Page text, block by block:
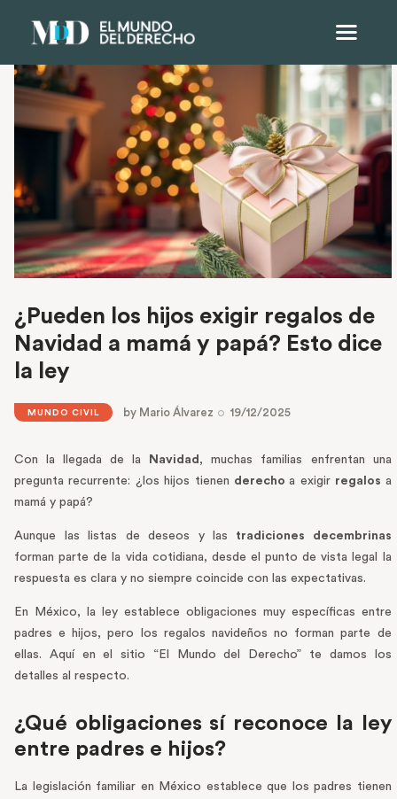
¿Pueden los hijos exigir regalos de
Navidad a mamá y papá? Esto dice
la ley
MUNDO CIVIL by Mario Álvarez 19/12/2025
Con la llegada de la Navidad , muchas familias enfrentan una
pregunta recurrente: ¿los hijos tienen derechoa exigir regalos a
mamá y papá?
Aunque las listas de deseos y las
tradiciones decembrinas
forman parte de la vida cotidiana, desde el punto de vista legal la
respuesta es clara y no siempre coincide con las expectativas.
En México, la ley establece obligaciones muy específicas entre
padres e hijos, pero los regalos navideños no forman parte de
ellas. Aquí en el sitio “El Mundo del Derecho” te damos los
detalles al respecto.
¿Qué obligaciones sí reconoce la ley
entre padres e hijos?
La legislación familiar en México establece que los padres tienen